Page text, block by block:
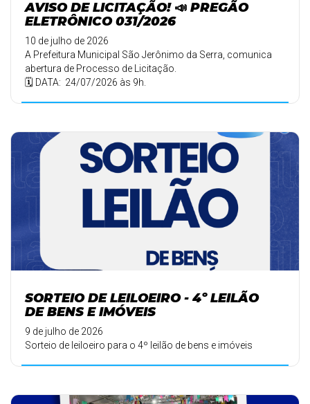
AVISO DE LICITAÇÃO! 📣 PREGÃO
ELETRÔNICO 031/2026
10 de julho de 2026
A Prefeitura Municipal São Jerônimo da Serra, comunica
abertura de Processo de Licitação.
🗓️ DATA: 24/07/2026 às 9h.
SORTEIO DE LEILOEIRO - 4º LEILÃO
DE BENS E IMÓVEIS
9 de julho de 2026
Sorteio de leiloeiro para o 4º leilão de bens e imóveis